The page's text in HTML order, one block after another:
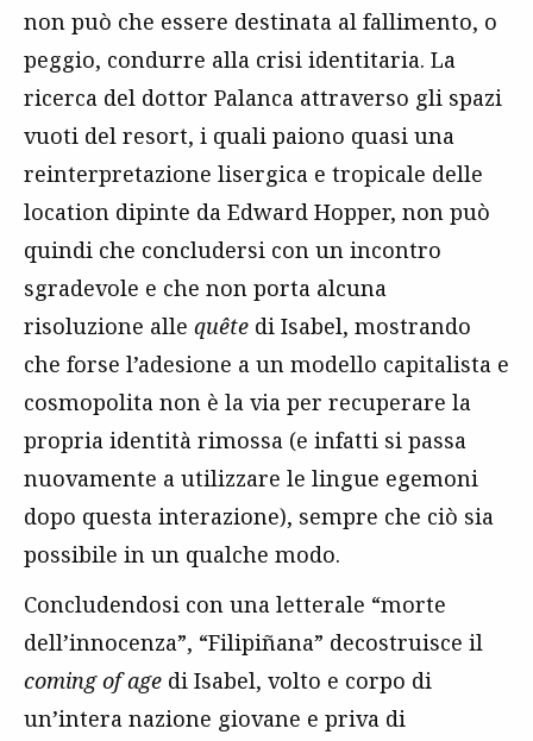
non può che essere destinata al fallimento, o
peggio, condurre alla crisi identitaria. La
ricerca del dottor Palanca attraverso gli spazi
vuoti del resort, i quali paiono quasi una
reinterpretazione lisergica e tropicale delle
location dipinte da Edward Hopper, non può
quindi che concludersi con un incontro
sgradevole e che non porta alcuna
risoluzione alle quête di Isabel, mostrando
che forse l’adesione a un modello capitalista e
cosmopolita non è la via per recuperare la
propria identità rimossa (e infatti si passa
nuovamente a utilizzare le lingue egemoni
dopo questa interazione), sempre che ciò sia
possibile in un qualche modo.
Concludendosi con una letterale “morte
dell’innocenza”, “Filipiñana” decostruisce il
coming of age di Isabel, volto e corpo di
un’intera nazione giovane e priva di